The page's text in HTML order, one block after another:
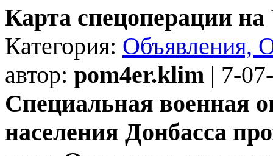
Карта спецоперации
Категория: Объявления,
автор: pom4er.klim | 7-
Специальная военная
населения Донбасса